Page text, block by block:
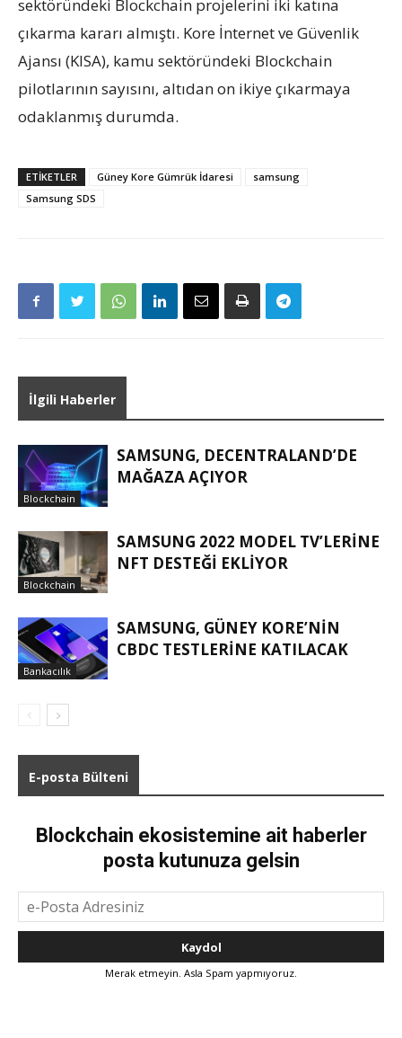
sektöründeki Blockchain projelerini iki katına
çıkarma kararı almıştı. Kore İnternet ve Güvenlik
Ajansı (KISA), kamu sektöründeki Blockchain
pilotlarının sayısını, altıdan on ikiye çıkarmaya
odaklanmış durumda.
ETIKETLER Güney Kore Gümrük İdaresi
samsung
Samsung SDS
İlgili Haberler
Blockchain
SAMSUNG, DECENTRALAND’DE
MAĞAZA AÇIYOR
Blockchain
SAMSUNG 2022 MODEL TV’LERINE
NFT DESTEĞI EKLIYOR
Bankacılık
SAMSUNG, GÜNEY KORE’NIN
CBDC TESTLERINE KATILACAK
E-posta Bülteni
Blockchain ekosistemine ait haberler
posta kutunuza gelsin
Merak etmeyin. Asla Spam yapmıyoruz.